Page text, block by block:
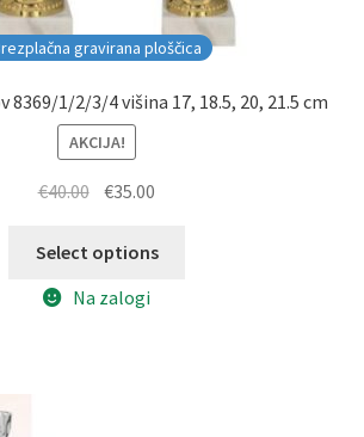
gravirana ploščica
1/2/3/4 višina 17, 18.5, 20, 21.5 cm
AKCIJA!
€40.00 Izvirna
je
€40.00.
€35.00
je:
Select options
Na zalogi